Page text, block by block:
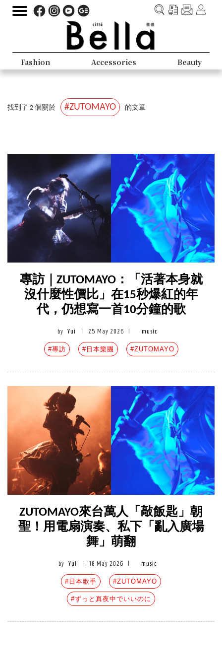
Fashion Accessories Beauty
找到了 2 個關於 #ZUTOMAYO 的文章
專訪｜ZUTOMAYO：「活著本身就
沒什麼性價比」在15秒爆紅的年
代，仍想寫一首10分鐘的歌
by Yui 25 May 2026 music
#專訪 #日本樂團 #ZUTOMAYO
ZUTOMAYO來台萬人「敲飯匙」朝
聖！用電扇演奏、私下「亂入廣場
舞」萌翻
by Yui 18 May 2026 music
#日本歌手 #ZUTOMAYO
#ずっと真夜中でいいのに